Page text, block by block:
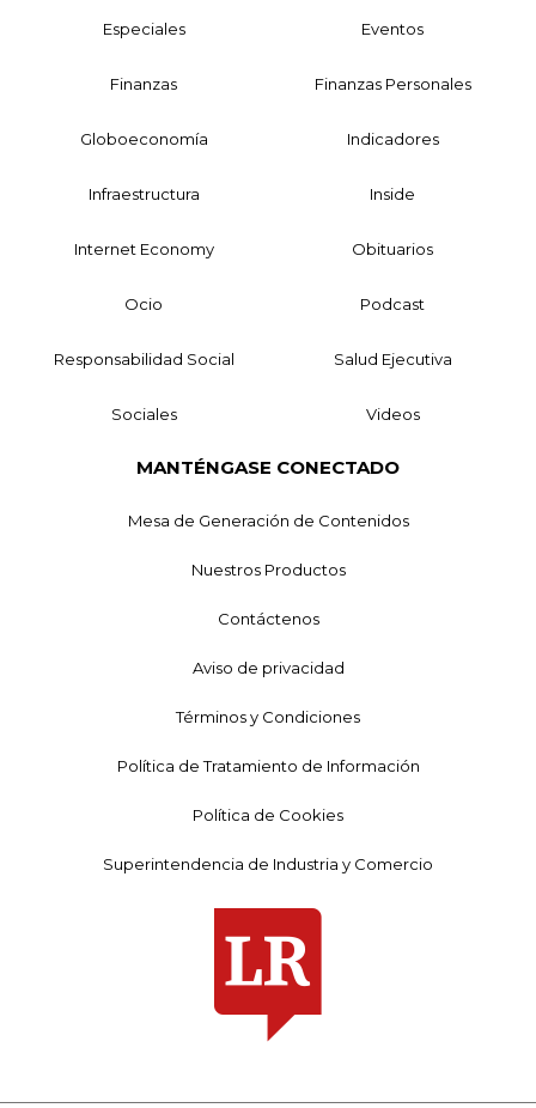
Especiales Eventos
Finanzas Finanzas Personales
Globoeconomía Indicadores
Infraestructura Inside
Internet Economy Obituarios
Ocio Podcast
Responsabilidad Social Salud Ejecutiva
Sociales Videos
MANTÉNGASE CONECTADO
Mesa de Generación de Contenidos
Nuestros Productos
Contáctenos
Aviso de privacidad
Términos y Condiciones
Política de Tratamiento de Información
Política de Cookies
Superintendencia de Industria y Comercio